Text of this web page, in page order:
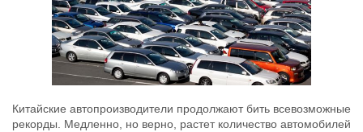
Китайские автопроизводители продолжают бить всевозможные
рекорды. Медленно, но верно, растет количество автомобилей